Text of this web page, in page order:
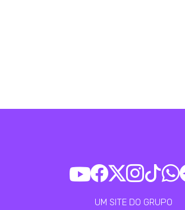
UM SITE DO GRUPO